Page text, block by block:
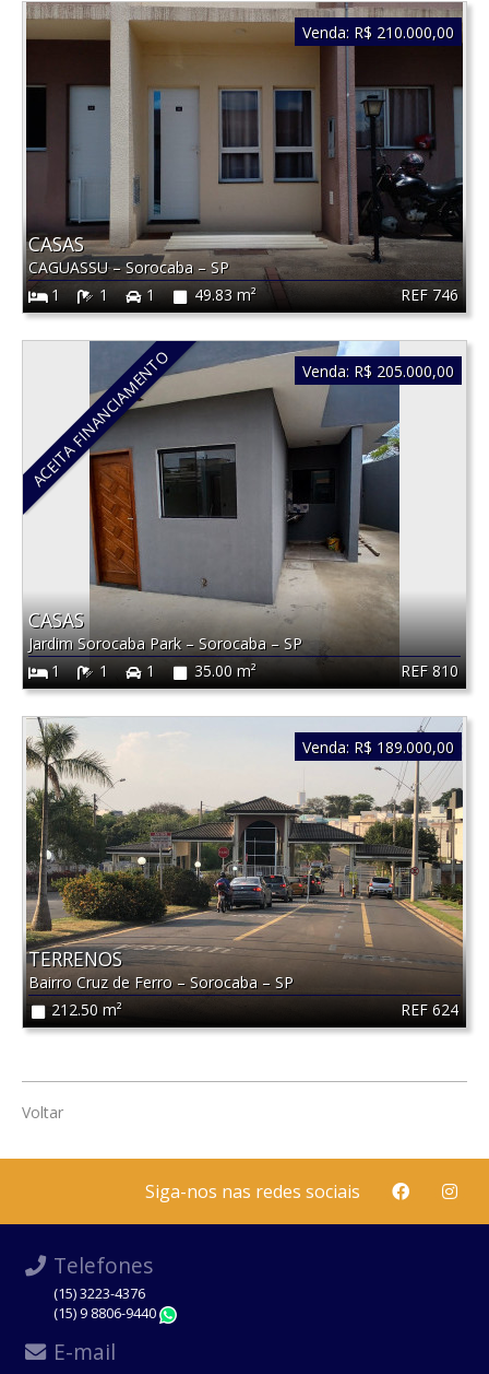
REF 746
CASAS
CAGUASSU–Sorocaba– SP
1
1 1 49.83 m²
Venda: R$ 210.000,00
ACEITA FINANCIAMENTO
REF 810
CASAS
Jardim Sorocaba Park– Sorocaba–SP
1
1 1 35.00 m²
Venda: R$ 205.000,00
REF 624
TERRENOS
Bairro Cruz de Ferro–Sorocaba – SP
212.50 m²
Venda: R$ 189.000,00
Voltar
Siga-nos nas redes sociais
Telefones
(15) 3223-4376
(15) 9 8806-9440
E-mail